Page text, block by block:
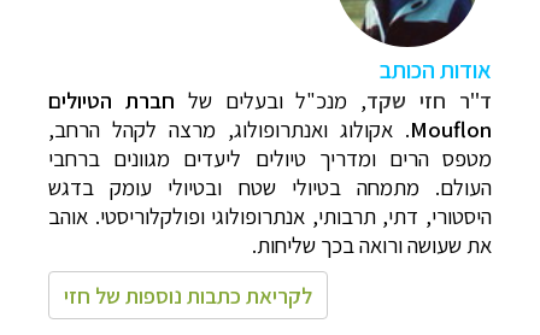
אודות הכותב
ד"ר חזי שקד, מנכ"ל ובעלים של חברת הטיולים
Mouflon. אקולוג ואנתרופולוג, מרצה לקהל הרחב,
מטפס הרים ומדריך טיולים ליעדים מגוונים ברחבי
העולם. מתמחה בטיולי שטח ובטיולי עומק בדגש
היסטורי, דתי, תרבותי, אנתרופולוגי ופולקלוריסטי. אוהב
את שעושה ורואה בכך שליחות.
לקריאת כתבות נוספות של חזי